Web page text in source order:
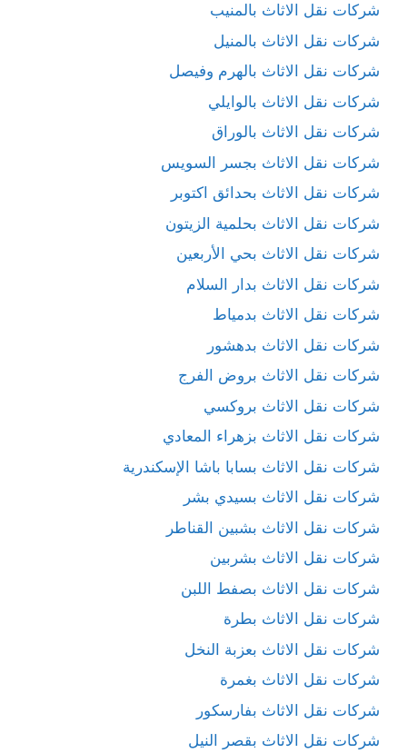
شركات نقل الاثاث بالمنيب
شركات نقل الاثاث بالمنيل
شركات نقل الاثاث بالهرم وفيصل
شركات نقل الاثاث بالوايلي
شركات نقل الاثاث بالوراق
شركات نقل الاثاث بجسر السويس
شركات نقل الاثاث بحدائق اكتوبر
شركات نقل الاثاث بحلمية الزيتون
شركات نقل الاثاث بحي الأربعين
شركات نقل الاثاث بدار السلام
شركات نقل الاثاث بدمياط
شركات نقل الاثاث بدهشور
شركات نقل الاثاث بروض الفرج
شركات نقل الاثاث بروكسي
شركات نقل الاثاث بزهراء المعادي
شركات نقل الاثاث بسابا باشا الإسكندرية
شركات نقل الاثاث بسيدي بشر
شركات نقل الاثاث بشبين القناطر
شركات نقل الاثاث بشربين
شركات نقل الاثاث بصفط اللبن
شركات نقل الاثاث بطرة
شركات نقل الاثاث بعزبة النخل
شركات نقل الاثاث بغمرة
شركات نقل الاثاث بفارسكور
شركات نقل الاثاث بقصر النيل